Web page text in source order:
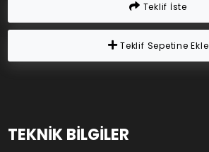
Teklif İste
Teklif Sepetine Ekle
TEKNİK BİLGİLER